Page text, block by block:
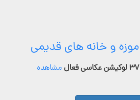
موزه و خانه های قدیمی
۳۷ لوکیشن عکاسی فعال مشاهده